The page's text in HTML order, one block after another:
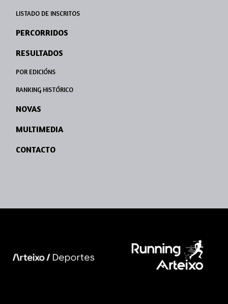
LISTADO DE INSCRITOS
PERCORRIDOS
RESULTADOS
POR EDICIÓNS
RANKING HISTÓRICO
NOVAS
MULTIMEDIA
CONTACTO